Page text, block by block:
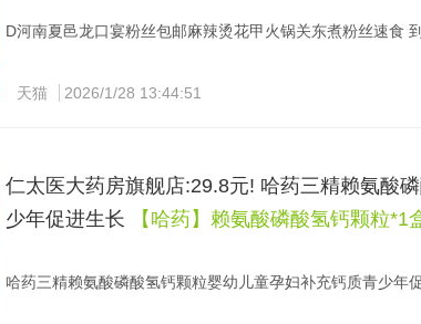
D河南夏邑龙口宴粉丝包邮麻辣烫花甲火锅关东煮粉丝速食
甲火锅关东煮粉丝速食
纯手工龙口粉丝，口感爽滑劲道 5包共600g，拍5件只要
天猫 2026/1/28 13:44:51
仁太医大药房旗舰店:29.8元! 哈药三精赖氨酸
少年促进生长
【哈药】赖氨酸磷酸氢钙颗粒*1
哈药三精赖氨酸磷酸氢钙颗粒婴幼儿童孕妇补充钙质青少年